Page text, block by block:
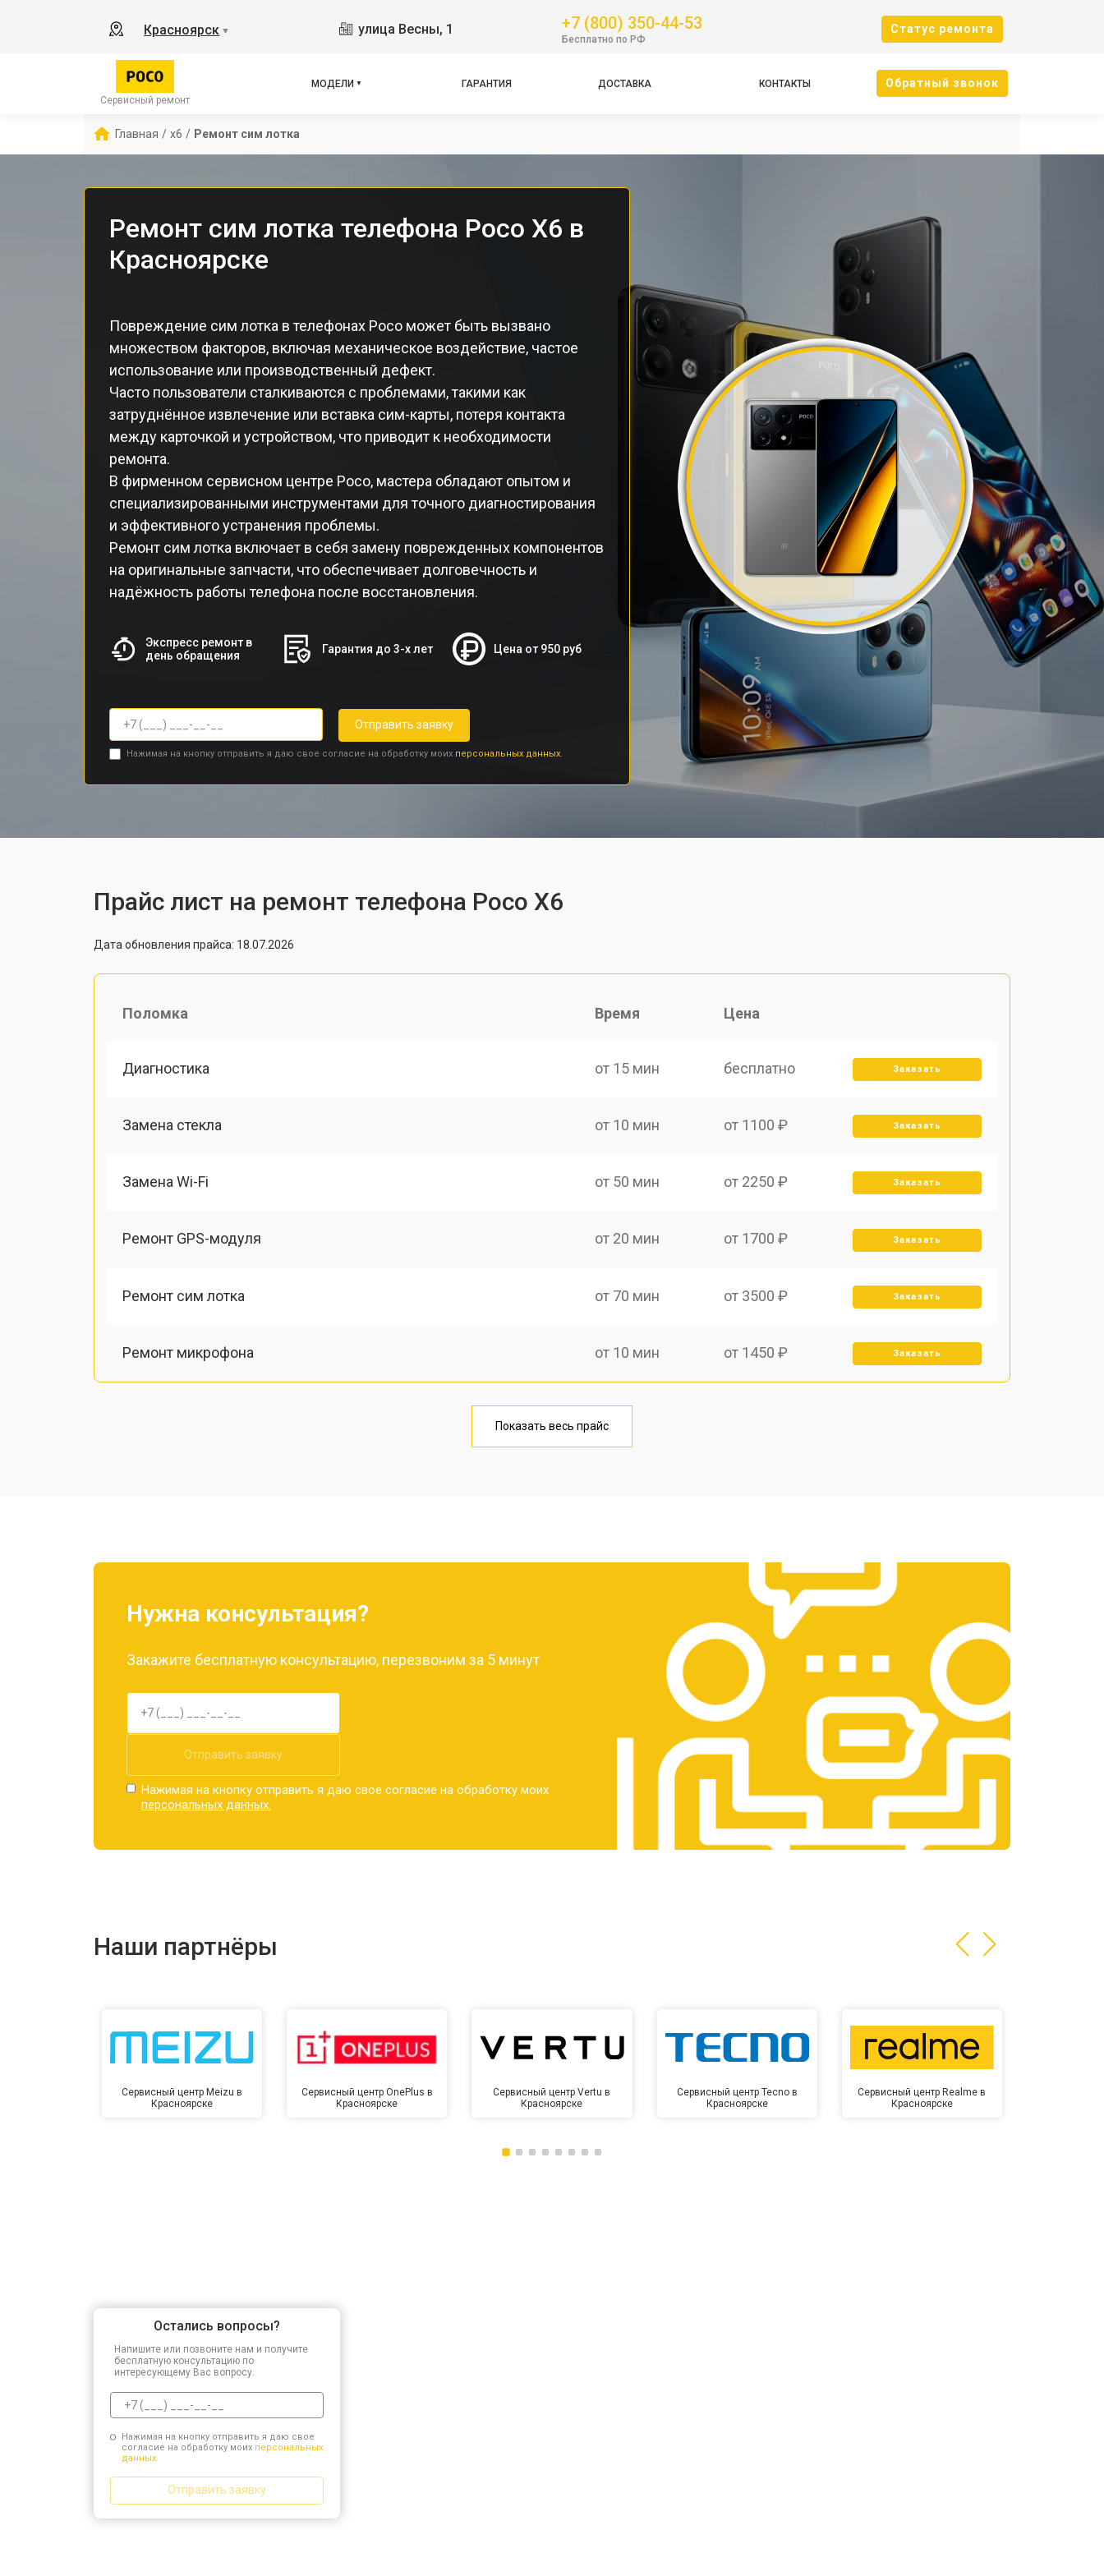
Красноярск ▼ улица Весны, 1 +7 (800) 350-44-53
Бесплатно по РФ
Cтатус ремонта
Сервисный ремонт
МОДЕЛИ
X3 GT
X3 Pro
ГАРАНТИЯ ДОСТАВКА КОНТАКТЫ Oбратный звонок
Главная / x6 / Ремонт сим лотка
Ремонт сим лотка телефона Poco X6 в
Красноярске
Повреждение сим лотка в телефонах Poco может быть вызвано
множеством факторов, включая механическое воздействие, частое
использование или производственный дефект.
Часто пользователи сталкиваются с проблемами, такими как
затруднённое извлечение или вставка сим-карты, потеря контакта
между карточкой и устройством, что приводит к необходимости
ремонта.
В фирменном сервисном центре Poco, мастера обладают опытом и
специализированными инструментами для точного диагностирования
и эффективного устранения проблемы.
Ремонт сим лотка включает в себя замену поврежденных компонентов
на оригинальные запчасти, что обеспечивает долговечность и
надёжность работы телефона после восстановления.
Экспресс ремонт в
день обращения
Гарантия до 3-х лет Цена от 950 руб
Отправить заявку
Нажимая на кнопку отправить я даю свое согласие на обработку моих персональных данных.
Прайс лист на ремонт телефона Poco X6
Дата обновления прайса: 18.07.2026
Поломка Время Цена
Диагностика от 15 мин бесплатно Заказать
Замена стекла от 10 мин от 1100 ₽ Заказать
Замена Wi-Fi от 50 мин от 2250 ₽ Заказать
Ремонт GPS-модуля от 20 мин от 1700 ₽ Заказать
Ремонт сим лотка от 70 мин от 3500 ₽ Заказать
Ремонт микрофона от 10 мин от 1450 ₽ Заказать
от 40 мин
от 3300 ₽
от 1400 ₽ Заказать
Замена дисплея (экрана) от 2700 ₽ Заказать
Замена аккумулятора от 950 ₽ Заказать
Замена кнопки включения от 1750 ₽
Показать весь прайс
Нужна консультация?
Закажите бесплатную консультацию, перезвоним за 5 минут
Отправить заявку
Нажимая на кнопку отправить я даю свое согласие на обработку моих
персональных данных.
Наши партнёры
Сервисный центр Meizu в
Красноярске
Сервисный центр OnePlus в
Красноярске
Сервисный центр Vertu в
Красноярске
Сервисный центр Tecno в
Красноярске
Сервисный центр Realme в
Красноярске
Остались вопросы?
Напишите или позвоните нам и получите
бесплатную консультацию по
интересующему Вас вопросу.
Нажимая на кнопку отправить я даю свое
согласие на обработку моих персональных
данных.
Отправить заявку